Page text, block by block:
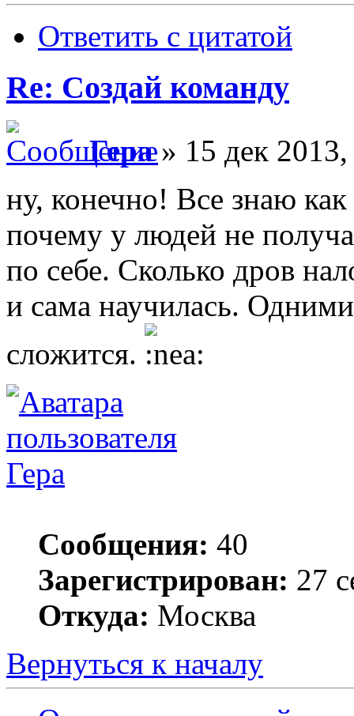
Ответить с цитатой
Re: Создай команду
Гера» 15 дек
ну, конечно! Все знаю
почему у людей не
по себе. Сколько дров
и сама научилась.
сложится.
Гера
Сообщения: 40
Зарегистрирован: 27
Откуда: Москва
Вернуться к началу